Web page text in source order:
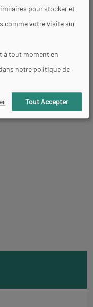
pour stocker et
comme votre visite sur
à tout moment en
notre politique de
Tout Accepter